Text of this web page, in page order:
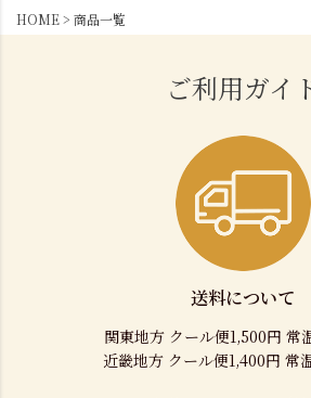
HOME 商品一覧
ご利用ガイ
送料について
関東地方 クール便1,500円 常
近畿地方 クール便1,400円 常